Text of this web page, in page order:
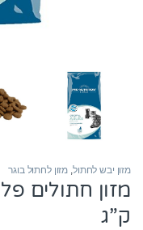
מזון יבש לחתול, מזון לחתול בוגר
ק”ג